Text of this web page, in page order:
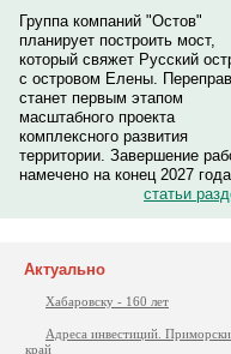
Группа компаний "Остов"
планирует построить мост,
который свяжет Русский
с островом Елены.
станет первым этапом
масштабного проекта
комплексного развития
территории. Завершение
намечено на конец 2027
статьи
Актуально
Хабаровску - 160 лет
Адреса инвестиций.
край